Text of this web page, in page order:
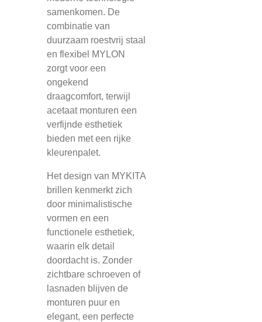
samenkomen. De
combinatie van
duurzaam roestvrij staal
en flexibel MYLON
zorgt voor een
ongekend
draagcomfort, terwijl
acetaat monturen een
verfijnde esthetiek
bieden met een rijke
kleurenpalet.
Het design van MYKITA
brillen kenmerkt zich
door minimalistische
vormen en een
functionele esthetiek,
waarin elk detail
doordacht is. Zonder
zichtbare schroeven of
lasnaden blijven de
monturen puur en
elegant, een perfecte